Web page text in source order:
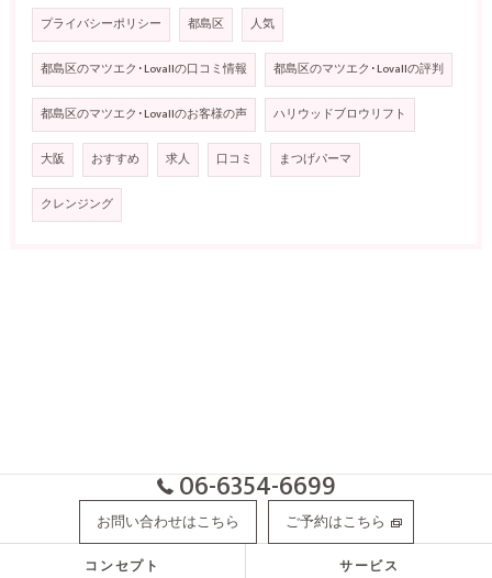
プライバシーポリシー 都島区 人気
都島区のマツエク･Lovallの口コミ情報 都島区のマツエク･Lovallの評判
都島区のマツエク･Lovallのお客様の声 ハリウッドブロウリフト
大阪 おすすめ 求人 口コミ まつげパーマ
クレンジング
06-6354-6699
お問い合わせはこちら ご予約はこちら
コンセプト サービス